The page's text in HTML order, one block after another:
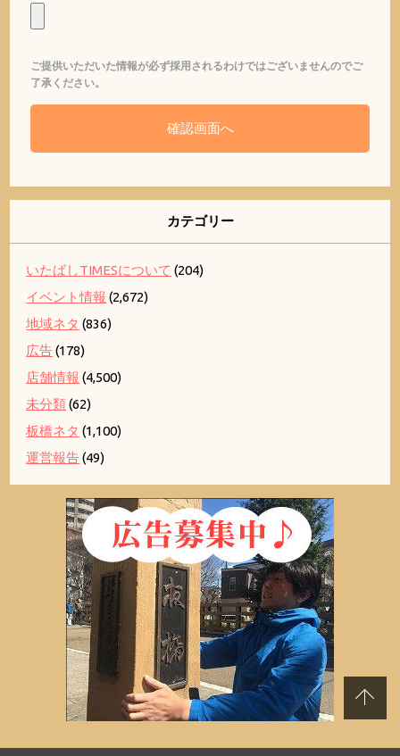
ご提供いただいた情報が必ず採用されるわけではございませんのでご
了承ください。
カテゴリー
いたばしTIMESについて (204)
イベント情報 (2,672)
地域ネタ (836)
広告(178)
店舗情報 (4,500)
未分類(62)
板橋ネタ (1,100)
運営報告(49)